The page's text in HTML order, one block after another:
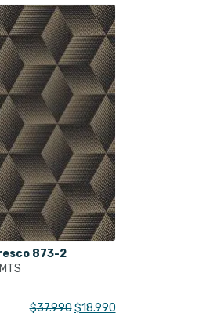
873-2
$37.990 El
$18.990El